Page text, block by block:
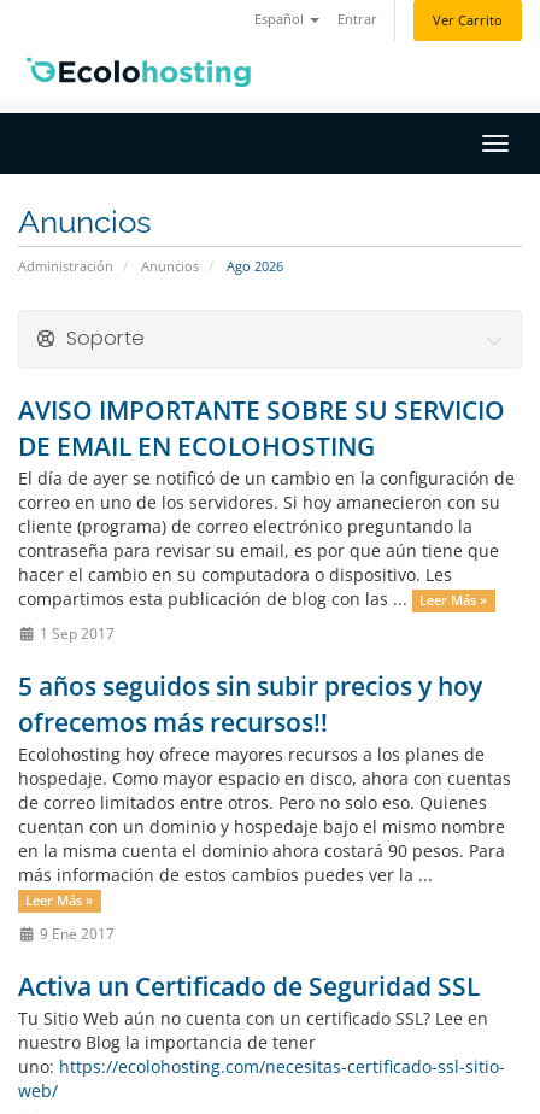
Español Entrar Ver Carrito
Anuncios
Administración Anuncios Ago 2026
Soporte
AVISO IMPORTANTE SOBRE SU SERVICIO
DE EMAIL EN ECOLOHOSTING
El día de ayer se notificó de un cambio en la configuración de
correo en uno de los servidores. Si hoy amanecieron con su
cliente (programa) de correo electrónico preguntando la
contraseña para revisar su email, es por que aún tiene que
hacer el cambio en su computadora o dispositivo. Les
compartimos esta publicación de blog con las ...
Leer Más »
1 Sep 2017
5 años seguidos sin subir precios y hoy
ofrecemos más recursos!!
Ecolohosting hoy ofrece mayores recursos a los planes de
hospedaje. Como mayor espacio en disco, ahora con cuentas
de correo limitados entre otros. Pero no solo eso. Quienes
cuentan con un dominio y hospedaje bajo el mismo nombre
en la misma cuenta el dominio ahora costará 90 pesos. Para
más información de estos cambios puedes ver la ...
Leer Más »
9 Ene 2017
Activa un Certificado de Seguridad SSL
Tu Sitio Web aún no cuenta con un certificado SSL? Lee en
nuestro Blog la importancia de tener
uno: https://ecolohosting.com/necesitas-certificado-ssl-sitio-
web/